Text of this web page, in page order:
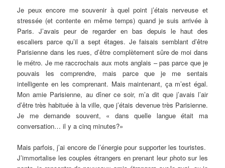
Je peux encore me souvenir à quel point j’étais nerveuse et
stressée (et contente en même temps) quand je suis arrivée à
Paris. J’avais peur de regarder en bas depuis le haut des
escaliers parce qu’il a sept étages. Je faisais semblant d’être
Parisienne dans les rues, d’être complètement sûre de moi dans
le métro. Je me raccrochais aux mots anglais – pas parce que je
pouvais les comprendre, mais parce que je me sentais
intelligente en les comprenant. Mais maintenant, ça m’est égal.
Mon amie Parisienne, au dîner ce soir, m’a dit que j’avais l’air
d’être très habituée à la ville, que j’étais devenue très Parisienne.
Je me demande souvent, « dans quelle langue était ma
conversation… il y a cinq minutes?»
Mais parfois, j’ai encore de l’énergie pour supporter les touristes.
J’immortalise les couples étrangers en prenant leur photo sur les